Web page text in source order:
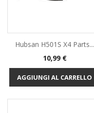
Hubsan H501S X4 Parts...
Prezzo
10,99 €
AGGIUNGI AL CARRELLO